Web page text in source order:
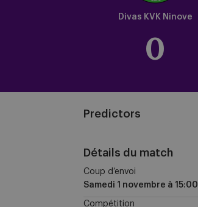
Divas KVK Ninove
0
Predictors
Détails du match
Coup d’envoi
Samedi 1 novembre à 15:00
Compétition